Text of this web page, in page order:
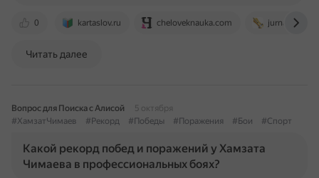
0 kartaslov.ru cheloveknauka.com jurnal.org
Читать далее
Вопрос для Поиска с Алисой
5 октября
#ХамзатЧимаев
#Рекорд #Победы #Поражения #Бои #Спорт
Какой рекорд побед и поражений у Хамзата
Чимаева в профессиональных боях?